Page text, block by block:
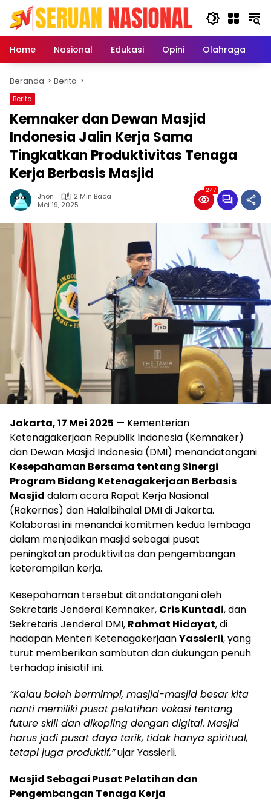
Langsung
konten
Home
Nasional Edukasi Opini Olahraga
Beranda Berita
Berita
Kemnaker dan Dewan Masjid
Indonesia Jalin Kerja Sama
Tingkatkan Produktivitas Tenaga
Kerja Berbasis Masjid
Jhon
2 Min Baca
Mei 19, 2025
247
Jakarta, 17 Mei 2025 — Kementerian
Ketenagakerjaan Republik Indonesia (Kemnaker)
dan Dewan Masjid Indonesia (DMI) menandatangani
Kesepahaman Bersama tentang Sinergi
Program Bidang Ketenagakerjaan Berbasis
Masjid dalam acara Rapat Kerja Nasional
(Rakernas) dan Halalbihalal DMI di Jakarta.
Kolaborasi ini menandai komitmen kedua lembaga
dalam menjadikan masjid sebagai pusat
peningkatan produktivitas dan pengembangan
keterampilan kerja.
Kesepahaman tersebut ditandatangani oleh
Sekretaris Jenderal Kemnaker, Cris Kuntadi, dan
Sekretaris Jenderal DMI, Rahmat Hidayat, di
hadapan Menteri KetenagakerjaanYassierli, yang
turut memberikan sambutan dan dukungan penuh
terhadap inisiatif ini.
“Kalau boleh bermimpi, masjid-masjid besar kita
nanti memiliki pusat pelatihan vokasi tentang
future skill dan dikopling dengan digital. Masjid
harus jadi pusat daya tarik, tidak hanya spiritual,
tetapi juga produktif,”ujar Yassierli.
Masjid Sebagai Pusat Pelatihan dan
Pengembangan Tenaga Kerja